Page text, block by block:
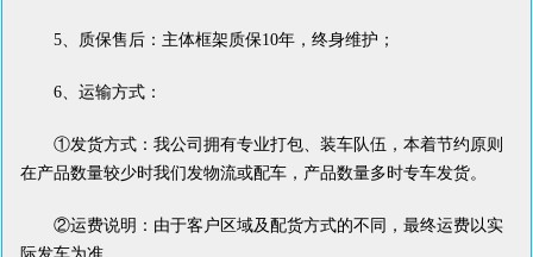
5、质保售后：主体框架质保10年，终身维护；
6、运输方式：
①发货方式：我公司拥有专业打包、装车队伍，本着节约原则
在产品数量较少时我们发物流或配车，产品数量多时专车发货。
②运费说明：由于客户区域及配货方式的不同，最终运费以实